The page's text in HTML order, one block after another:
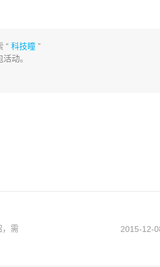
“科技瞳 ”
动。
，需
2015-12-